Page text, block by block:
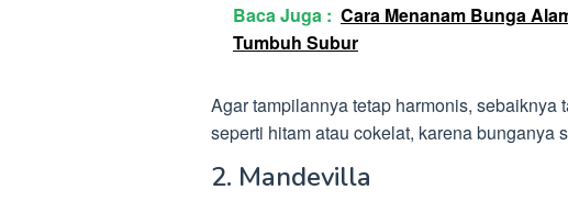
Baca Juga : Cara Menanam Bunga
Tumbuh Subur
Agar tampilannya tetap harmonis, sebaiknya
seperti hitam atau cokelat, karena bunganya
2. Mandevilla